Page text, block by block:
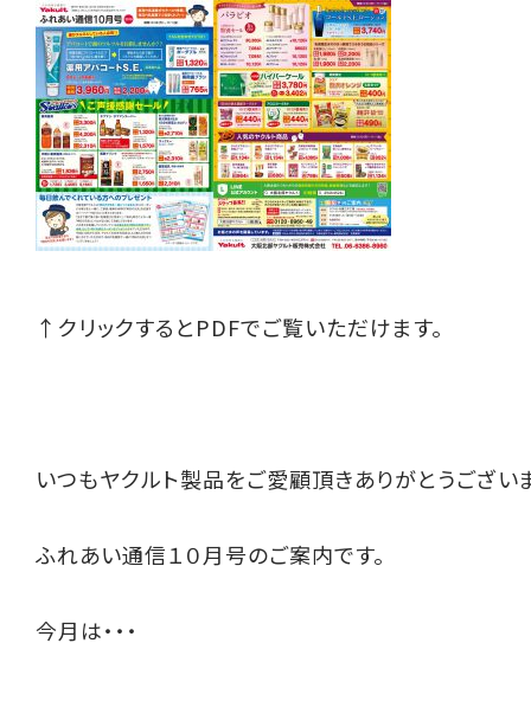
↑クリックするとPDFでご覧いただけます。
いつもヤクルト製品をご愛顧頂きありがとうござい
ふれあい通信１０月号のご案内です。
今月は・・・